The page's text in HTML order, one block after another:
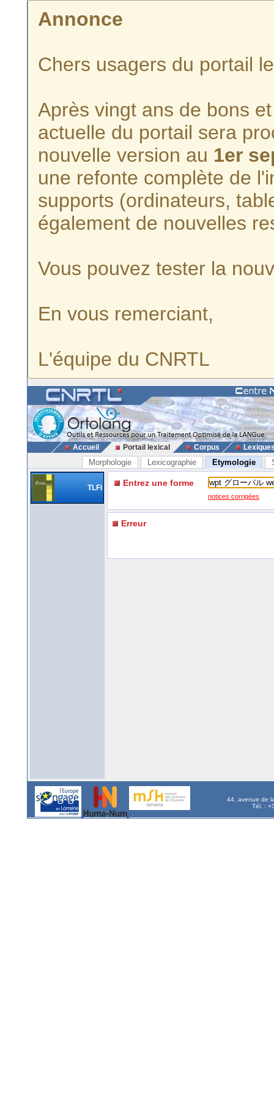
Annonce
Chers usagers du portail
Après vingt ans de bons
actuelle du portail sera
nouvelle version au 1er
une refonte complète de
supports (ordinateurs,
également de nouvelles
Vous pouvez tester la
En vous remerciant,
L'équipe du CNRTL
Accueil Portail lexical Corpus
Morphologie Lexicographie Etymologie
TLFi Entrez une forme
notices corrigées
Erreur
44, avenue de
Tél. :